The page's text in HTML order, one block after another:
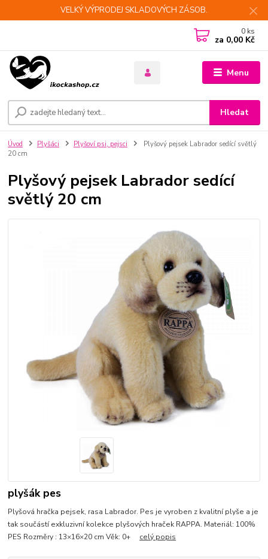
VELKÝ VÝPRODEJ SKLADOVÝCH ZÁSOB.
Menu
Hledat
0 ks
za 0,00 Kč
Úvod Plyšáci Plyšoví psi, pejsci
Plyšový pejsek Labrador sedící světlý
20 cm
Plyšový pejsek Labrador sedící
světlý 20 cm
plyšák pes
Plyšová hračka pejsek, rasa Labrador. Pes je vyroben z kvalitní plyše a je
tak součástí exkluzivní kolekce plyšových hraček RAPPA. Materiál: 100%
PES Rozměry : 13×16×20 cm Věk: 0+ celý popis